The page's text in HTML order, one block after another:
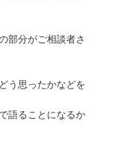
部分がご相談者さ
う思ったかなどを
語ることになるか